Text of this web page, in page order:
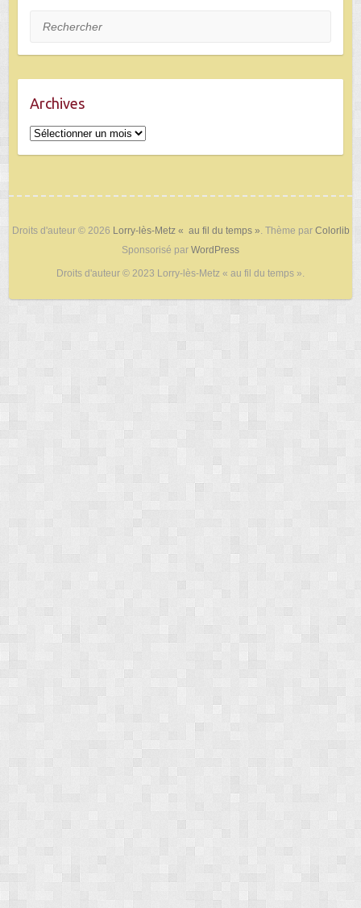
Rechercher
Archives
Archives
Droits d'auteur © 2026 Lorry-lès-Metz « au fil du temps » . Thème par Colorlib
Sponsorisé par WordPress
Droits d'auteur © 2023 Lorry-lès-Metz « au fil du temps ».